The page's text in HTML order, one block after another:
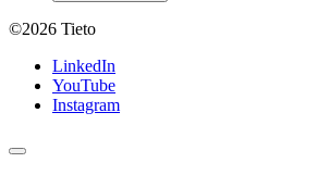
©2026 Tieto
LinkedIn
YouTube
Instagram